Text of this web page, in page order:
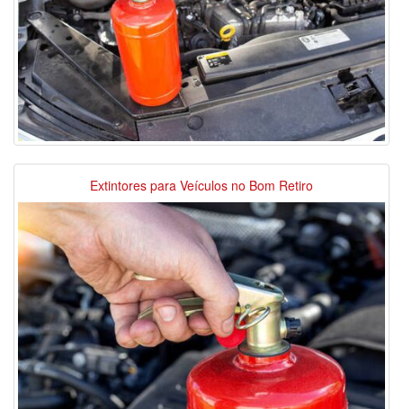
Extintores para Veículos no Bom Retiro